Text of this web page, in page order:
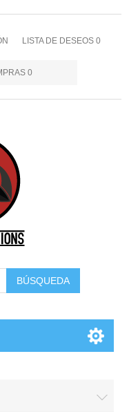
LISTA DE DESEOS 0
0
BÚSQUEDA